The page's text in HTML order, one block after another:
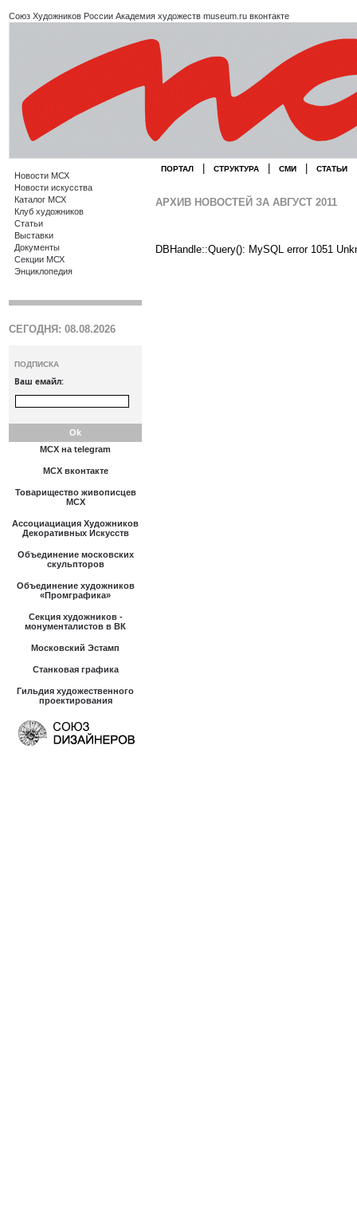
Союз Художников России Академия художеств museum.ru вконтакте
Новости МСХ
Новости искусства
Каталог МСХ
Клуб художников
Статьи
Выставки
Документы
Секции МСХ
Энциклопедия
СЕГОДНЯ: 08.08.2026
ПОДПИСКА
Ваш емайл:
МСХ на telegram
МСХ вконтакте
Товарищество живописцев
МСХ
Ассоциациация Художников
Декоративных Искусств
Объединение московских
скульпторов
Объединение художников
«Промграфика»
Секция художников -
монументалистов в ВК
Московский Эстамп
Станковая графика
Гильдия художественного
проектирования
ПОРТАЛ СТРУКТУРА СМИ СТАТЬИ
АРХИВ НОВОСТЕЙ ЗА АВГУСТ 2011
DBHandle::Query(): MySQL error 1051